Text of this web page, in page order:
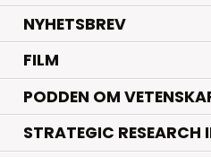
NYHETSBREV
FILM
PODDEN OM
STRATEGIC RESEARCH